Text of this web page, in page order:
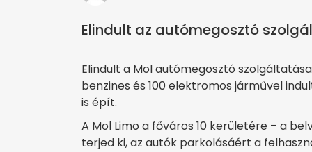
Elindult az autómegosztó
Elindult a Mol autómegosztó
benzines és 100 elektromos járművel
is épít.
A Mol Limo a főváros 10 kerületére – a
terjed ki, az autók parkolásáért a